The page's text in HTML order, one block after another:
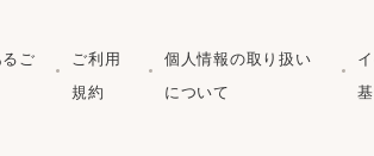
ご
ご利用
規約
個人情報の取り扱い
について